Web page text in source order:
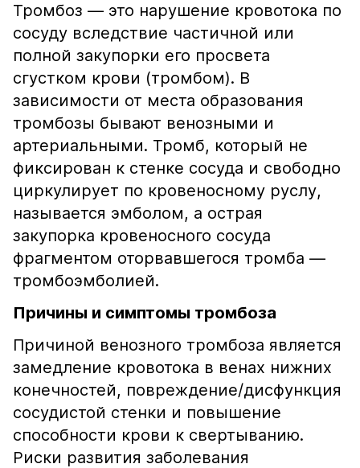
Тромбоз — это нарушение кровотока по
сосуду вследствие частичной или
полной закупорки его просвета
сгустком крови (тромбом). В
зависимости от места образования
тромбозы бывают венозными и
артериальными. Тромб, который не
фиксирован к стенке сосуда и свободно
циркулирует по кровеносному руслу,
называется эмболом, а острая
закупорка кровеносного сосуда
фрагментом оторвавшегося тромба —
тромбоэмболией.
Причины и симптомы тромбоза
Причиной венозного тромбоза является
замедление кровотока в венах нижних
конечностей, повреждение/дисфункция
сосудистой стенки и повышение
способности крови к свертыванию.
Риски развития заболевания